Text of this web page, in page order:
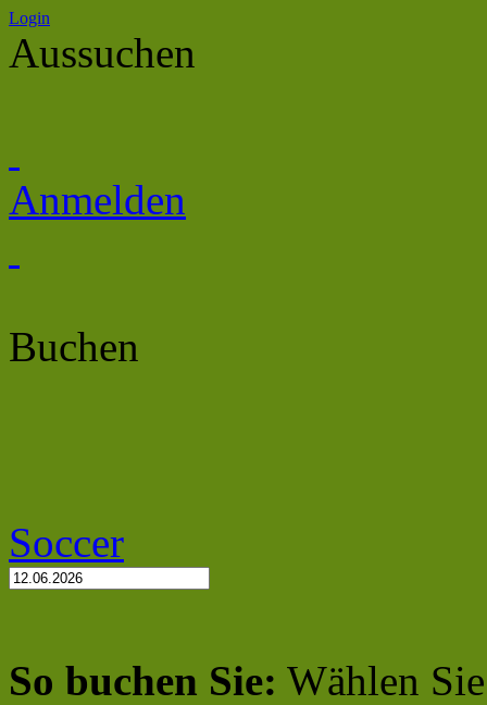
Login
Aussuchen
Anmelden
Buchen
Soccer
So buchen Sie: Wählen